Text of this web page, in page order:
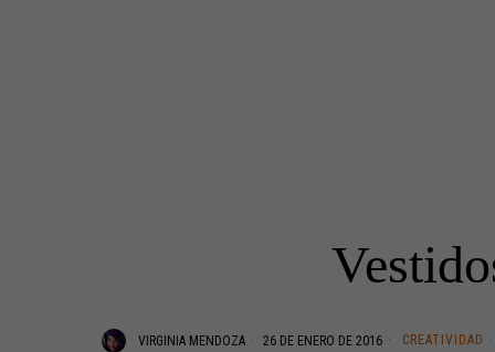
VIRGINIA MENDOZA 26 DE ENERO DE 2016 CREATIVIDAD